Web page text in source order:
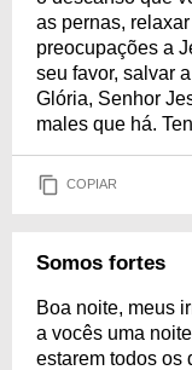
as pernas,
preocupações a
seu favor, salvar
Glória, Senhor
males que há.
COPIAR
Somos fortes
Boa noite, meus
a vocês uma
estarem todos os